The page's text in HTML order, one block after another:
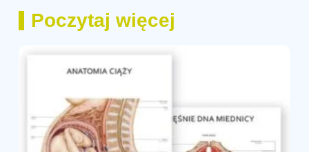
Poczytaj więcej